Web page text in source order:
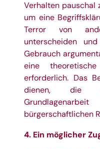
Verhalten pauschal
um eine
Terror von
unterscheiden
Gebrauch
eine
erforderlich. Das
dienen, die
bürgerschaftlichen
4. Ein möglicher